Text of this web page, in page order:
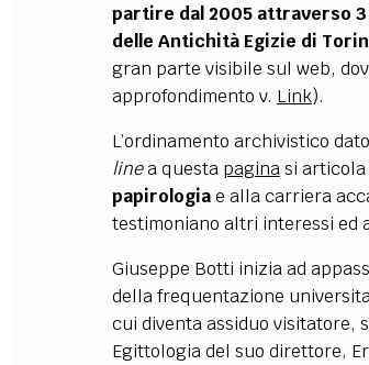
partire dal 2005 attraverso
delle Antichità Egizie di
gran parte visibile sul web,
approfondimento v. Link).
L’ordinamento archivistico
linea questa paginasi articola
papirologiae alla carriera
testimoniano altri interessi ed
Giuseppe Botti inizia ad
della frequentazione
cui diventa assiduo visitatore,
Egittologia del suo direttore,